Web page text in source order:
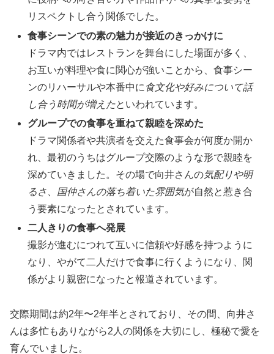
リスペクトし合う関係でした。
食事シーンでの素の魅力が接近のきっかけに
ドラマ内ではレストランを舞台にした場面が多く、
お互いが料理や食に関心が強いことから、食事シー
ンのリハーサルや本番中に 食文化や好みについて話
し合う時間が増えたといわれています。
グループでの食事を重ねて親睦を深めた
ドラマ関係者や共演者を交えた食事会が何度か開か
れ、最初のうちはグループ交際のような形で親睦を
深めていきました。その場で向井さんの気配りや明
るさ、国仲さんの落ち着いた雰囲気が自然と惹き合
う要素になったとされています。
二人きりの食事へ発展
撮影が進むにつれて互いに信頼や好感を持つように
なり、やがて二人だけで食事に行くようになり、関
係がより親密になったと報道されています。
交際期間は約2年〜2年半とされており、その間、向井さ
んは多忙もありながら2人の関係を大切にし、極秘で愛を
育んでいました。